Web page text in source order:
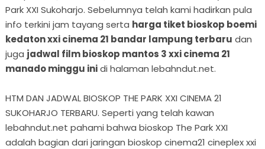
Park XXI Sukoharjo. Sebelumnya telah kami hadirkan pula
info terkini jam tayang serta harga tiket bioskop boemi
kedaton xxi cinema 21 bandar lampung terbaru dan
juga jadwal film bioskop mantos 3 xxi cinema 21
manado minggu inidi halaman lebahndut.net.
HTM DAN JADWAL BIOSKOP THE PARK XXI CINEMA 21
SUKOHARJO TERBARU. Seperti yang telah kawan
lebahndut.net pahami bahwa bioskop The Park XXI
adalah bagian dari jaringan bioskop cinema21 cineplex xxi